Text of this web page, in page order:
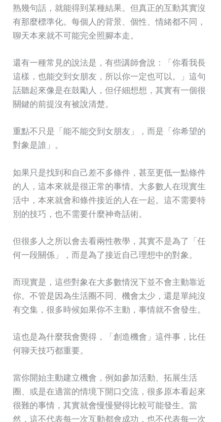
熟幾句話，就能得到某種結果。但真正的互動其實沒
有那麼標準化。每個人的背景、個性、情緒都不同，
聊天本來就不可能完全照腳本走。
還有一種常見的說法是，有些講師會說：「你看我長
這樣，也能交到女朋友，所以你一定也可以。」這句
話聽起來像是在鼓勵人，但仔細想想，其實有一個很
關鍵的前提沒有被說清楚。
重點不只是「能不能交到女朋友」，而是「你希望的
對象是誰」。
如果只是找到和自己差不多條件，甚至更低一點條件
的人，這本來就是很正常的事情。大多數人在現實生
活中，本來就會和條件接近的人在一起。這不需要特
別的技巧，也不需要什麼神奇話術。
但很多人之所以會去看兩性教學，其實不是為了「任
何一段關係」，而是為了接近自己理想中的對象。
而現實是，這些對象在大多數情況下並不會主動靠近
你。不管是因為生活圈不同、機會太少，還是單純沒
有交集，很多時候如果你不主動，事情就不會發生。
這也是為什麼我會覺得，「創造機會」這件事，比任
何聊天技巧都重要。
當你開始主動建立機會，例如參加活動、拓展生活
圈、或是在適當的情境下開口交流，很多原本看起來
很難的事情，其實就會慢慢變得比較可能發生。當
然，這不代表每一次互動都會成功，也不代表每一次